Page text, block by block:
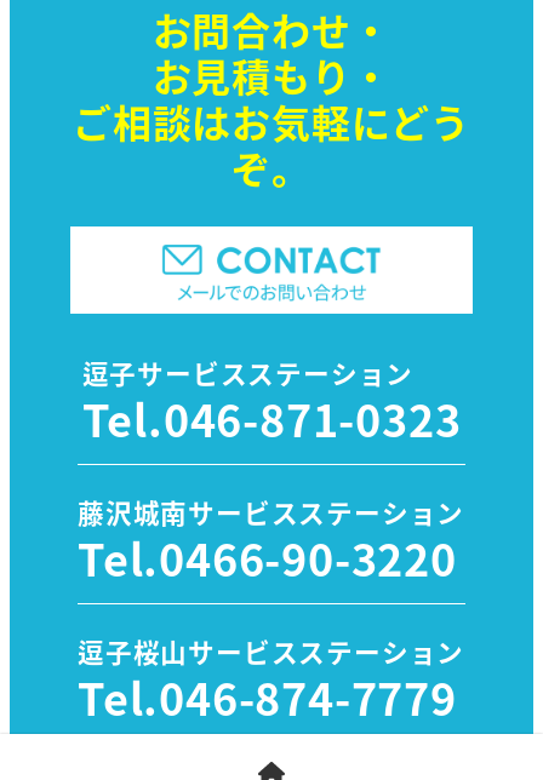
お問合わせ・
お見積もり・
ご相談はお気軽にどう
ぞ。
逗子サービスステーション
Tel.046-871-0323
藤沢城南サービスステーション
Tel.0466-90-3220
逗子桜山サービスステーション
Tel.046-874-7779